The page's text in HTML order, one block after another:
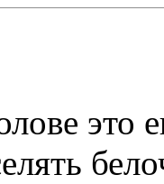
это